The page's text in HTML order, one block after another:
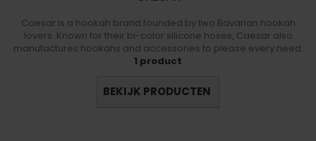
Caesar is a hookah brand founded by two Bavarian hookah
lovers. Known for their bi-color silicone hoses, Caesar also
manufactures hookahs and accessories to please every need.
1 product
BEKIJK PRODUCTEN